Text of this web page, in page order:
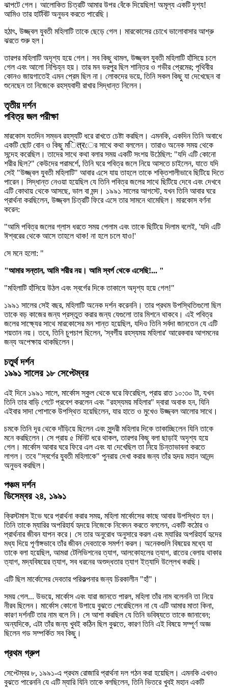
ঝাপটে গেল। আলোকিত চিত্রটি আমার উপর বেঁকে দিয়েছিল! অমূল্য একটি দৃশ্য!
আমিও তার হার্টবিট অনুভব করতে পারেছি।
হঠাৎ, উজ্জ্বল যুবতী মহিলাটি তাকে ছেড়ে গেল। মারকোসের চোখে ভালোবাসার আশ্রু
ঝরতে শুরু হল।
তারপর মহিলাটি অদৃশ্য হয়ে গেল। সব কিছু থামল, উজ্জ্বল যুবতী মহিলাটি হাঁসিয়ে চলে
গেল এবং আলো নিশ্চিহ্ন হয়। তার মন ভরপুর ছিল শান্তির ও গভীর প্রেমের; পৃথিবীর
কোনও জায়গাতেই এমন প্রেম ছিল না। লোকদের ভয়ে, তিনি সকল কিছু যা দেখেছেন বা
শুনেছেন তা নিজেকে রহস্যবাদী রাখার সিদ্ধান্ত নিলেন।
তৃতীয় দর্শন
পবিত্র জল পরীক্ষা
মারকোস যতদিন সম্ভব রহস্যটি ধরে রাখতে চেষ্টা করছিল। এমনকি, একদিন তিনি অবাধে
একটি ছোট বোন ও কিছু মित्रের সাথে কথা বললেন। তারাও অনেক সময় থেকে
সন্দেহ করেছিল। তাদের সাথে কথা বলার সময় একটি সংশয় উঠেছিল: "যদি এটি কোনো
শরীর ছিল?" কেউদের পরামর্শে, তিনি ঘরে পবিত্র জলে নিয়ে আসতে চাইলেন, যাতে যদি
সেই "উজ্জ্বল যুবতী মহিলাটি" আবার এসে যায় তাহলে তাকে শক্তিশালীভাবে ছিটিয়ে দিতে
পারেন। সিদ্ধান্ত নেওয়া হয়েছিল যে তিনি পবিত্র জলের সাথে ছিটিয়ে দেবে এবং দেখবে
এটি কোথায় থেকে আসছে, ভাল বা মন্দ। ১৯৯১ সালের আগস্টে, যখন তিনি আবার ঘরে
প্রার্থনা করছিলেন, উজ্জ্বল চিত্রটি ফিরে এসে তার সামনে থামেছিল। মারকোস বর্ণনা
করেন:
"আমি পবিত্র জলের গ্লাস ধরতে সময় পেলাম এবং তাকে ছিটিয়ে দিলাম বলেই, 'যদি এটি
ঈশ্বরের থেকে আসে তাহলে থাক! না হলে চলে যাও!'
সে মনে হলো: "
"আমার সন্তান, আমি শরীর নয়। আমি স্বর্গ থেকে এসেছি!... "
"মহিলাটি হাঁসিয়ে উঠল এবং স্বর্গের দিকে তাকালে অদৃশ্য হয়ে গেল!"
১৯৯১ সালের সেই বছর, মহিলাটি অনেক দর্শন করেননি। তার প্রথম উপস্থিতিগুলো ছিল
তাকে বড় কাজের জন্য প্রস্তুত করার জন্য যেগুলো তার মিশনে থাকবে। এই পবিত্র
জলের সাক্ষ্যের সাথে মারকোসের মন শান্ত হয়েছিল, যদিও তিনি সর্বদা জানতেন যে এটি
শয়তান নয়। তবে, তিনি চুপচাপ ছিলেন, 'স্বর্গীয় রহস্যময় মহিলার' আরেকবার আগমনের
জন্য অপেক্ষায় থাকছিলেন।
চতুর্থ দর্শন
১৯৯১ সালের ১৮ সেপ্টেম্বর
এই দিনে ১৯৯১ সালে, মার্কোস স্কুল থেকে ঘরে ফিরেছিল, প্রায় রাত ১০:৩০ টা, যখন
তিনি তার বাড়ি গেটে প্রবেশ করলেন এবং "রহস্যময় মহিলার" দ্বারা অবাক হন, যিনি
এইবার সাদা পোশাকে উপস্থিত হয়েছিলেন, যার হাতে ও মুখেও উজ্জ্বল আলোর সাথে।
চমকে তিনি দূর থেকে দাঁড়িয়ে ছিলেন এবং সুন্দরী মহিলার দিকে তাকাচ্ছিলেন যিনি তাকে
মনে করছিলেন। সে প্রায় ৫ মিনিট ধরে থাকল, তারপর কিছু বলা ছাড়াই অদৃশ্য হয়ে
গেল। মার্কোস আবার ঘরে ফিরে এল এবং যা দেখেছিল তা নিয়ে চিন্তাভাবনা করতে
লাগল। তবে "স্বর্গের যুবতী মহিলাকে" পুনরায় দেখা করার জন্য তাঁর হৃদয় মহান আনন্দ
অনুভব করছিল।
পঞ্চম দর্শন
ডিসেম্বর ২৪, ১৯৯১
ক্রিস্টমাস ইভে ঘরে প্রার্থনা করার সময়, মহিলা মার্কোসের কাছে আবার উপস্থিত হন।
তিনি তাকে ম্যারির অপরিহার্য হৃদয়ে নিজেকে নিবেদন করতে বললেন, একটি কঠোর ও
প্রার্থনার জীবন যাপন করে। সে তার অনুরোধ অনুসারে করল এবং ম্যারির অপরিহার্য হৃদের
মধ্য দিয়ে পূর্ণাঙ্গভাবে তাঁর জীবন দেবতাকে সমর্পণ করল। অনেকগুলি বিষয়ের মধ্যে যা
তাকে বলা হয়েছিল, আমরা টেলিভিশনের ত্যাগ, আলকোহলের ত্যাগ, রাতের বেলায় থাকার
ত্যাগ, মদ্যবিষয়ের ত্যাগ, সব ধরনের অশুদ্ধতার ত্যাগ ইত্যাদি উল্লেখ করছি।
এটি ছিল মার্কোসের দেবতার পরিকল্পনার জন্য চিরকালীন "হাঁ"।
সময় গেল... উভয়ে, মার্কোস এবং যারা জানতে পারল, মহিলা তাঁর নাম বলেননি তা নিয়ে
নীরব ছিলেন। মার্কোস কোনো উপায়ে বুঝতে পেরেছিলেন না যে এটি আমার মাতা কিনা,
কারণ দর্শনটি তার নাম বলে নি। সে আশা করছিল যে তিনি ভবিষ্যতে তাকে জানাবেন;
অন্যদিকে, এটা তাঁর জন্য খুবই কঠিন ছিল বুঝতে, কারণ তিনি এই বিষয়ে সম্পূর্ণ অজ্ঞ
ছিলেন গড সম্পর্কিত সব কিছু।
প্রথম গ্রুপ
সেপ্টেম্বর ৮, ১৯৯১-এ প্রথম রোজারি প্রার্থনা দল গঠন করা হয়েছিল। এমনকি এখনও
বুঝতে পারেননি যে এটি ম্যারি যিনি তাকে বলছিলেন, তিনি ভিতরে খুবই মহান একটি